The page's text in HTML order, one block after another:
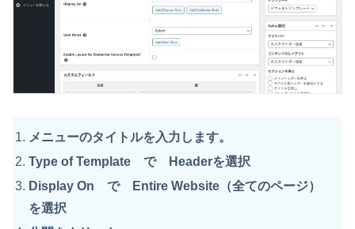
メニューのタイトルを入力します。
Type of Template で Headerを選択
Display On で Entire Website（全てのページ）
を選択